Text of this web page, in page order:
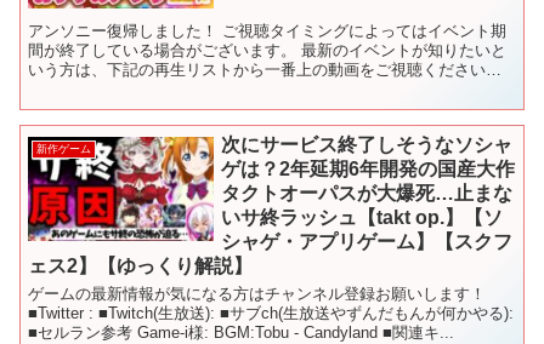
アンソニー復帰しました！ ご視聴タイミングによってはイベント期
間が終了している場合がございます。 最新のイベントが知りたいと
いう方は、下記の再生リストから一番上の動画をご視聴ください！
新作ゲーム
次にサービス終了しそうなソシャ
ゲは？2年延期6年開発の国産大作
タクトオーパスが大爆死…止まな
いサ終ラッシュ【takt op.】【ソ
シャゲ・アプリゲーム】【スクフ
ェス2】【ゆっくり解説】
ゲームの最新情報が気になる方はチャンネル登録お願いします！
■Twitter : ■Twitch(生放送): ■サブch(生放送やずんだもんが何かやる):
■セルラン参考 Game-i様: BGM:Tobu - Candyland ■関連キ...